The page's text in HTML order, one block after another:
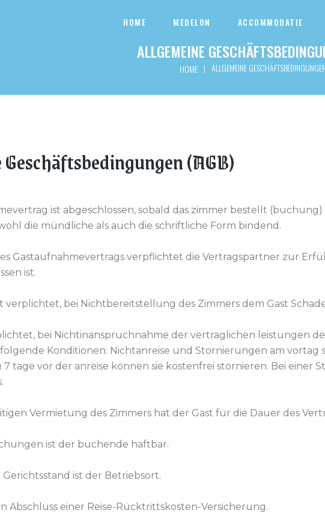
HOME MEDELON ACCOMMODATIE
ALLGEMEINE
HOME | ALLGEMEINE
(AGB)
ist abgeschlossen, sobald das zimmer bestellt (buchung)
die mündliche als auch die schriftliche Form bindend.
Gastaufnahmevertrags verpflichtet die Vertragspartner zur
ist.
verplichtet, bei Nichtbereitstellung des Zimmers dem Gast
bei Nichtinanspruchnahme der vertraglichen leistungen
Konditionen: Nichtanreise und Stornierungen am vortag
tage vor der anreise können sie kostenfrei stornieren. Bei einer
Vermietung des Zimmers hat der Gast für die Dauer des
ist der buchende haftbar.
Gerichtsstand ist der Betriebsort.
Abschluss einer Reise-Rücktrittskosten-Versicherung.